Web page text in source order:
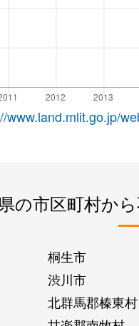
www.land.mlit.go.jp/
の市区町村か
桐生市
渋川市
北群馬郡榛東村